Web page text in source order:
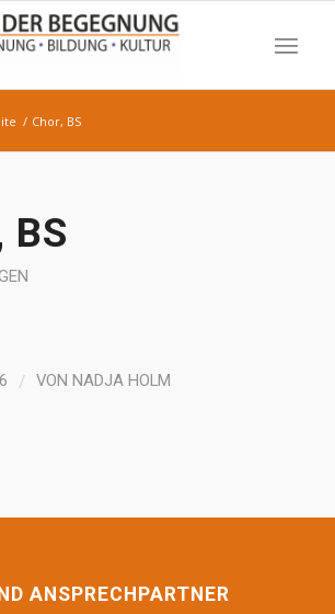
/ Chor, BS
BS
/ VON NADJA HOLM
ANSPRECHPARTNER